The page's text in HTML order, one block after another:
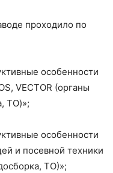
проходило по
особенности
VECTOR (органы
ТО)»;
особенности
и посевной техники
ТО)»;